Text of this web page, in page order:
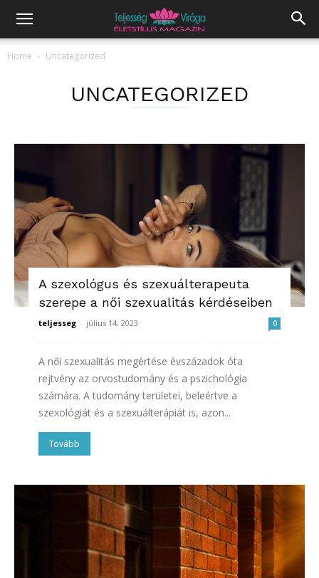
Home Uncategorized
UNCATEGORIZED
A szexológus és szexuálterapeuta
szerepe a női szexualitás kérdéseiben
teljesseg - július 14, 2023 0
A női szexualitás megértése évszázadok óta
rejtvény az orvostudomány és a pszichológia
számára. A tudomány területei, beleértve a
szexológiát és a szexuálterápiát is, azon...
Tovább